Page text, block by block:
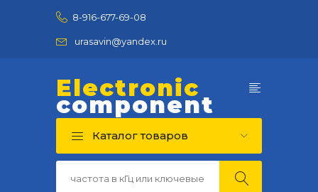
8-916-677-69-08
urasavin@yandex.ru
Electronic
component
Каталог товаров